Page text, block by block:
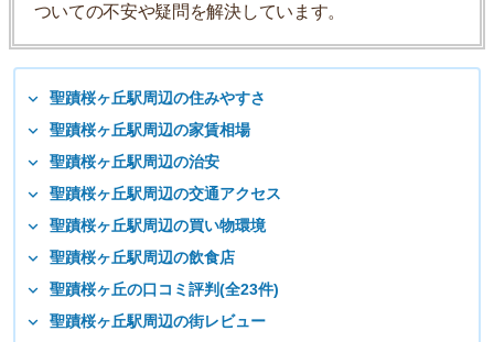
ついての不安や疑問を解決しています。
聖蹟桜ヶ丘駅周辺の住みやすさ
聖蹟桜ヶ丘駅周辺の家賃相場
聖蹟桜ヶ丘駅周辺の治安
聖蹟桜ヶ丘駅周辺の交通アクセス
聖蹟桜ヶ丘駅周辺の買い物環境
聖蹟桜ヶ丘駅周辺の飲食店
聖蹟桜ヶ丘の口コミ評判(全23件)
聖蹟桜ヶ丘駅周辺の街レビュー